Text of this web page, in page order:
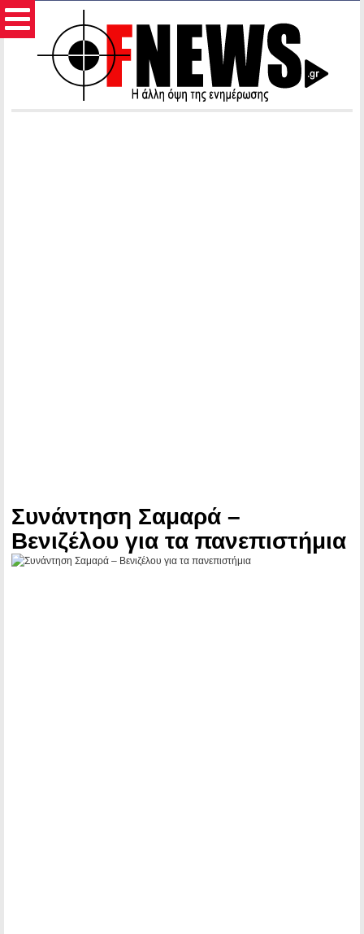
Συνάντηση Σαμαρά –
Βενιζέλου για τα πανεπιστήμια